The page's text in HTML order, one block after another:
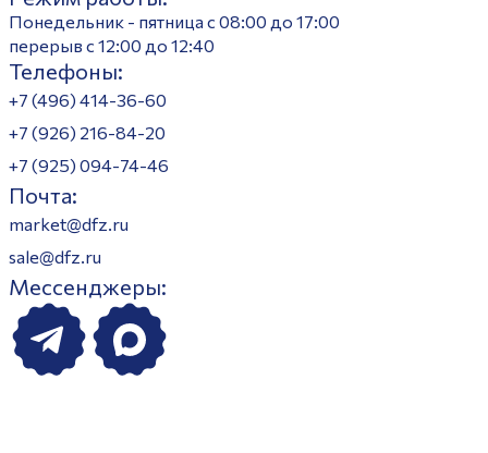
Понедельник - пятница с 08:00 до 17:00
перерыв с 12:00 до 12:40
Телефоны:
+7 (496) 414-36-60
+7 (926) 216-84-20
+7 (925) 094-74-46
Почта:
market@dfz.ru
sale@dfz.ru
Мессенджеры: